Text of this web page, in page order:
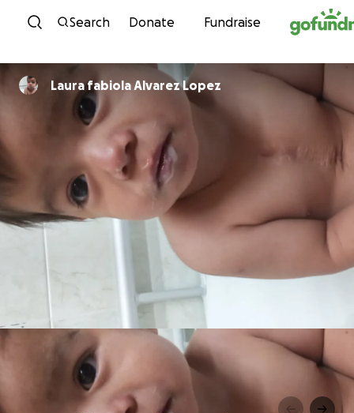
Skip to content
Search Donate Fundraise
Laura fabiola Alvarez Lopez